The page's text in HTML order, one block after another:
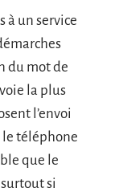
à un service
du mot de
la plus
l’envoi
le téléphone
que le
si